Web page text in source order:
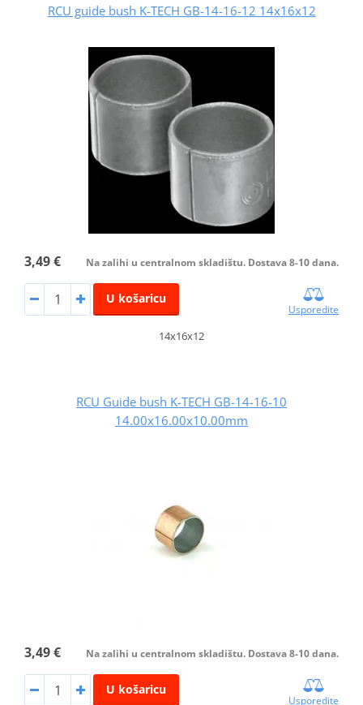
RCU guide bush K-TECH GB-14-16-12 14x16x12
3,49 € Na zalihi u centralnom skladištu. Dostava 8-10 dana.
U košaricu
Usporedite
14x16x12
RCU Guide bush K-TECH GB-14-16-10
14.00x16.00x10.00mm
3,49 € Na zalihi u centralnom skladištu. Dostava 8-10 dana.
U košaricu
Usporedite